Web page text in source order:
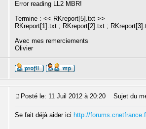
Error reading LL2 MBR!
Termine : << RKreport[5].txt >>
RKreport[1].txt ; RKreport[2].txt ;
Avec mes remerciements
Olivier
Posté le: 11 Juil 2012 à 20:20 Sujet du
Se fait déjà aider ici http://